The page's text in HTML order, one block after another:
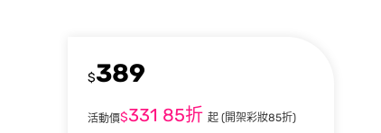
$389
活動價$331 85折 起 (開架彩妝85折)